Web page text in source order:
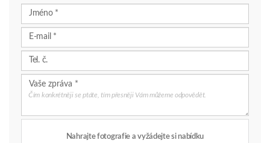
Čím konkrétněji se ptáte, tím přesněji Vám můžeme odpovědět.
Nahrajte fotografie a vyžádejte si nabídku